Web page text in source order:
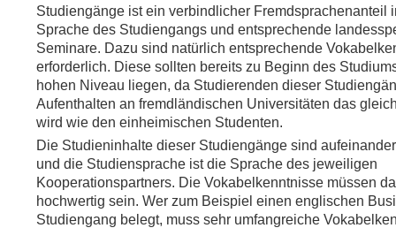
Studiengänge ist ein verbindlicher Fremdsprachenanteil
Sprache des Studiengangs und entsprechende
Seminare. Dazu sind natürlich entsprechende
erforderlich. Diese sollten bereits zu Beginn des
hohen Niveau liegen, da Studierenden dieser
Aufenthalten an fremdländischen Universitäten das
wird wie den einheimischen Studenten.
Die Studieninhalte dieser Studiengänge sind
und die Studiensprache ist die Sprache des jeweiligen
Kooperationspartners. Die Vokabelkenntnisse müssen
hochwertig sein. Wer zum Beispiel einen englischen
Studiengang belegt, muss sehr umfangreiche